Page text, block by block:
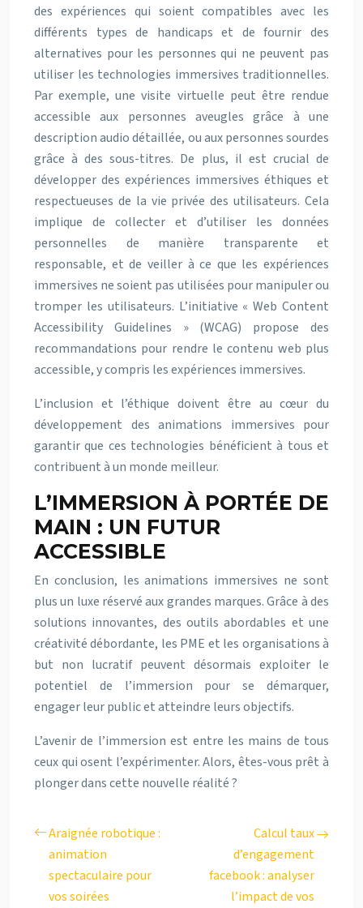
des expériences qui soient compatibles avec les
différents types de handicaps et de fournir des
alternatives pour les personnes qui ne peuvent pas
utiliser les technologies immersives traditionnelles.
Par exemple, une visite virtuelle peut être rendue
accessible aux personnes aveugles grâce à une
description audio détaillée, ou aux personnes sourdes
grâce à des sous-titres. De plus, il est crucial de
développer des expériences immersives éthiques et
respectueuses de la vie privée des utilisateurs. Cela
implique de collecter et d’utiliser les données
personnelles de manière transparente et
responsable, et de veiller à ce que les expériences
immersives ne soient pas utilisées pour manipuler ou
tromper les utilisateurs. L’initiative « Web Content
Accessibility Guidelines » (WCAG) propose des
recommandations pour rendre le contenu web plus
accessible, y compris les expériences immersives.
L’inclusion et l’éthique doivent être au cœur du
développement des animations immersives pour
garantir que ces technologies bénéficient à tous et
contribuent à un monde meilleur.
L’IMMERSION À PORTÉE DE
MAIN : UN FUTUR
ACCESSIBLE
En conclusion, les animations immersives ne sont
plus un luxe réservé aux grandes marques. Grâce à des
solutions innovantes, des outils abordables et une
créativité débordante, les PME et les organisations à
but non lucratif peuvent désormais exploiter le
potentiel de l’immersion pour se démarquer,
engager leur public et atteindre leurs objectifs.
L’avenir de l’immersion est entre les mains de tous
ceux qui osent l’expérimenter. Alors, êtes-vous prêt à
plonger dans cette nouvelle réalité ?
Araignée robotique :
animation
spectaculaire pour
vos soirées
Calcul taux
d’engagement
facebook : analyser
l’impact de vos